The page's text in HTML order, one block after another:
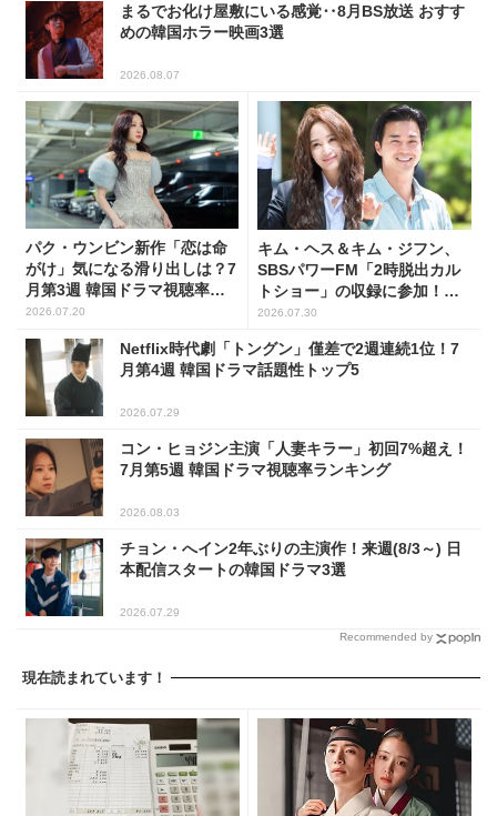
まるでお化け屋敷にいる感覚‥8月BS放送 おすす
めの韓国ホラー映画3選
2026.08.07
パク・ウンビン新作「恋は命
がけ」気になる滑り出しは？7
月第3週 韓国ドラマ視聴率ラ
ンキング
2026.07.20
キム・ヘス＆キム・ジフン、
SBSパワーFM「2時脱出カル
トショー」の収録に参加！
(PHOTO7枚)
2026.07.30
Netflix時代劇「トングン」僅差で2週連続1位！7
月第4週 韓国ドラマ話題性トップ5
2026.07.29
コン・ヒョジン主演「人妻キラー」初回7%超え！
7月第5週 韓国ドラマ視聴率ランキング
2026.08.03
チョン・へイン2年ぶりの主演作！来週(8/3～) 日
本配信スタートの韓国ドラマ3選
2026.07.29
Recommended by
現在読まれています！